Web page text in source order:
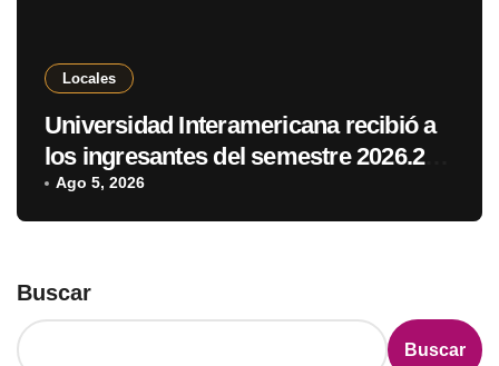
Locales
Universidad Interamericana recibió a
los ingresantes del semestre 2026.2
en Pedro Juan Caballero
Ago 5, 2026
Buscar
Buscar